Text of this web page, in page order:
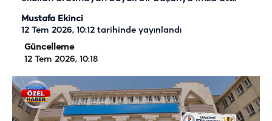
Mustafa Ekinci
12 Tem 2026, 10:12 tarihinde yayınlandı
Güncelleme
12 Tem 2026, 10:18